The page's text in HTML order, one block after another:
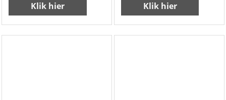
Klik hier Klik hier